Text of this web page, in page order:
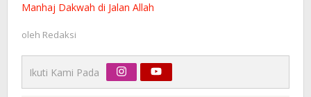
Manhaj Dakwah di Jalan Allah
oleh Redaksi
Ikuti Kami Pada